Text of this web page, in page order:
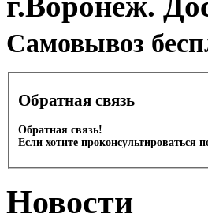
Cамовывоз
Обратная связь
Обратная связь!
Если хотите
Новости